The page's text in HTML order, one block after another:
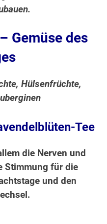
Gemüse des
Hülsenfrüchte,
Tee
die Nerven und
Stimmung für die
und den